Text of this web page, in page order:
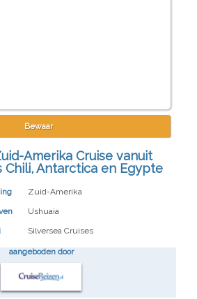
Bewaar
Amerika Cruise vanuit
Chili, Antarctica en Egypte
Zuid-Amerika
Ushuaia
Silversea Cruises
aangeboden door